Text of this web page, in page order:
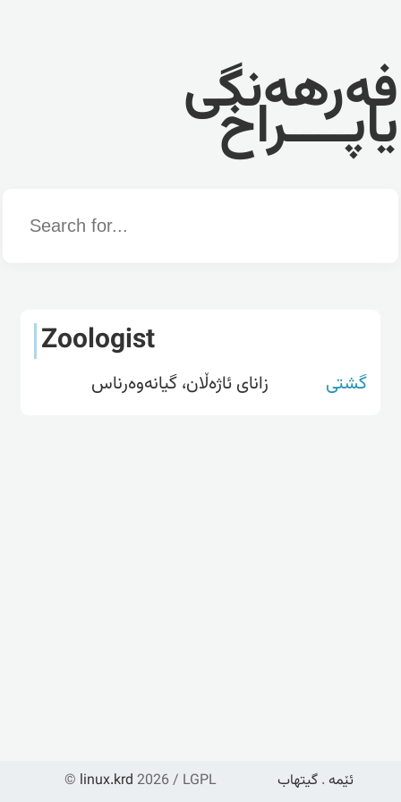
فەرهەنگی
یاپــــراخ
Word
Zoologist
گشتی زانای ئاژەڵان، گیانەوەرناس
© linux.krd 2026 / LGPL ئێمە . گیتهاب